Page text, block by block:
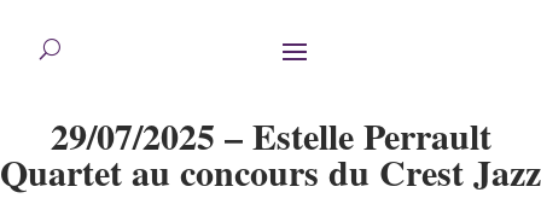
29/07/2025 – Estelle Perrault
Quartet au concours du Crest Jazz